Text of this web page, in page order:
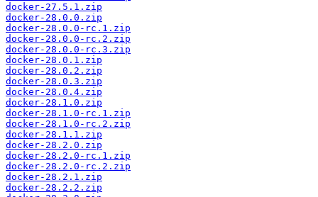
docker-27.5.1.zip
docker-28.0.0.zip
docker-28.0.0-rc.1.zip
docker-28.0.0-rc.2.zip
docker-28.0.0-rc.3.zip
docker-28.0.1.zip
docker-28.0.2.zip
docker-28.0.3.zip
docker-28.0.4.zip
docker-28.1.0.zip
docker-28.1.0-rc.1.zip
docker-28.1.0-rc.2.zip
docker-28.1.1.zip
docker-28.2.0.zip
docker-28.2.0-rc.1.zip
docker-28.2.0-rc.2.zip
docker-28.2.1.zip
docker-28.2.2.zip